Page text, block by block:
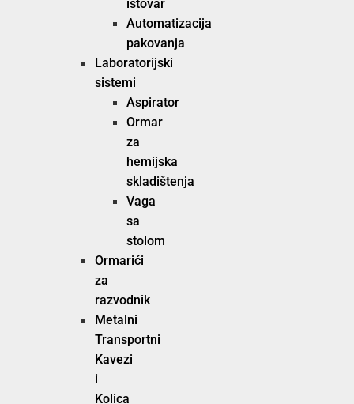
istovar
Automatizacija
pakovanja
Laboratorijski
sistemi
Aspirator
Ormar
za
hemijska
skladištenja
Vaga
sa
stolom
Ormarići
za
razvodnik
Metalni
Transportni
Kavezi
i
Kolica